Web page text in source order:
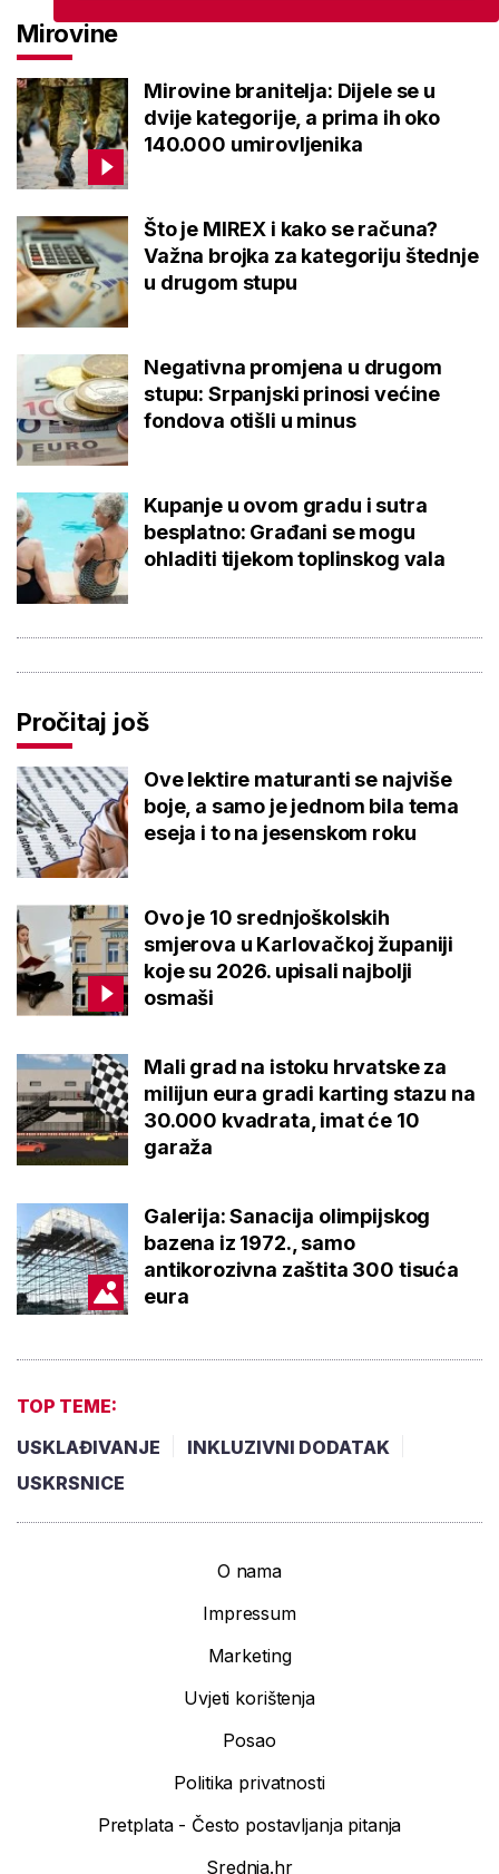
Mirovine
Mirovine branitelja: Dijele se u
dvije kategorije, a prima ih oko
140.000 umirovljenika
Što je MIREX i kako se računa?
Važna brojka za kategoriju štednje
u drugom stupu
Negativna promjena u drugom
stupu: Srpanjski prinosi većine
fondova otišli u minus
Kupanje u ovom gradu i sutra
besplatno: Građani se mogu
ohladiti tijekom toplinskog vala
Pročitaj još
Ove lektire maturanti se najviše
boje, a samo je jednom bila tema
eseja i to na jesenskom roku
Ovo je 10 srednjoškolskih
smjerova u Karlovačkoj županiji
koje su 2026. upisali najbolji
osmaši
Mali grad na istoku hrvatske za
milijun eura gradi karting stazu na
30.000 kvadrata, imat će 10
garaža
Galerija: Sanacija olimpijskog
bazena iz 1972., samo
antikorozivna zaštita 300 tisuća
eura
TOP TEME:
USKLAĐIVANJE
INKLUZIVNI DODATAK
USKRSNICE
O nama
Impressum
Marketing
Uvjeti korištenja
Posao
Politika privatnosti
Pretplata - Često postavljanja pitanja
Srednja.hr